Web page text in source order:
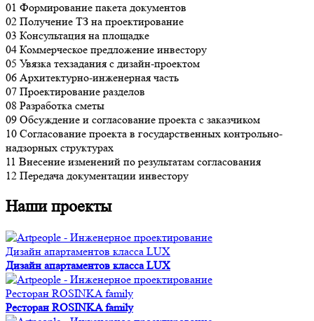
01 Формирование пакета документов
02 Получение ТЗ на проектирование
03 Консультация на площадке
04 Коммерческое предложение инвестору
05 Увязка техзадания с дизайн-проектом
06 Архитектурно-инженерная часть
07 Проектирование разделов
08 Разработка сметы
09 Обсуждение и согласование проекта с заказчиком
10 Согласование проекта в государственных контрольно-
надзорных структурах
11 Внесение изменений по результатам согласования
12 Передача документации инвестору
Наши проекты
Дизайн апартаментов класса LUX
Дизайн апартаментов класса LUX
Ресторан ROSINKA family
Ресторан ROSINKA family